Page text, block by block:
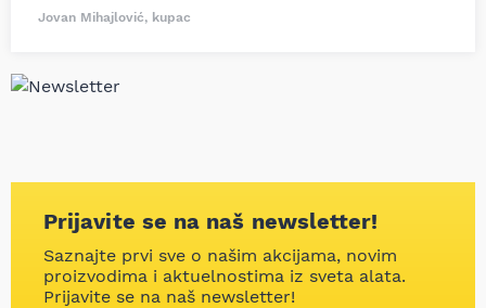
Jovan Mihajlović, kupac
Prijavite se na naš newsletter!
Saznajte prvi sve o našim akcijama, novim
proizvodima i aktuelnostima iz sveta alata.
Prijavite se na naš newsletter!